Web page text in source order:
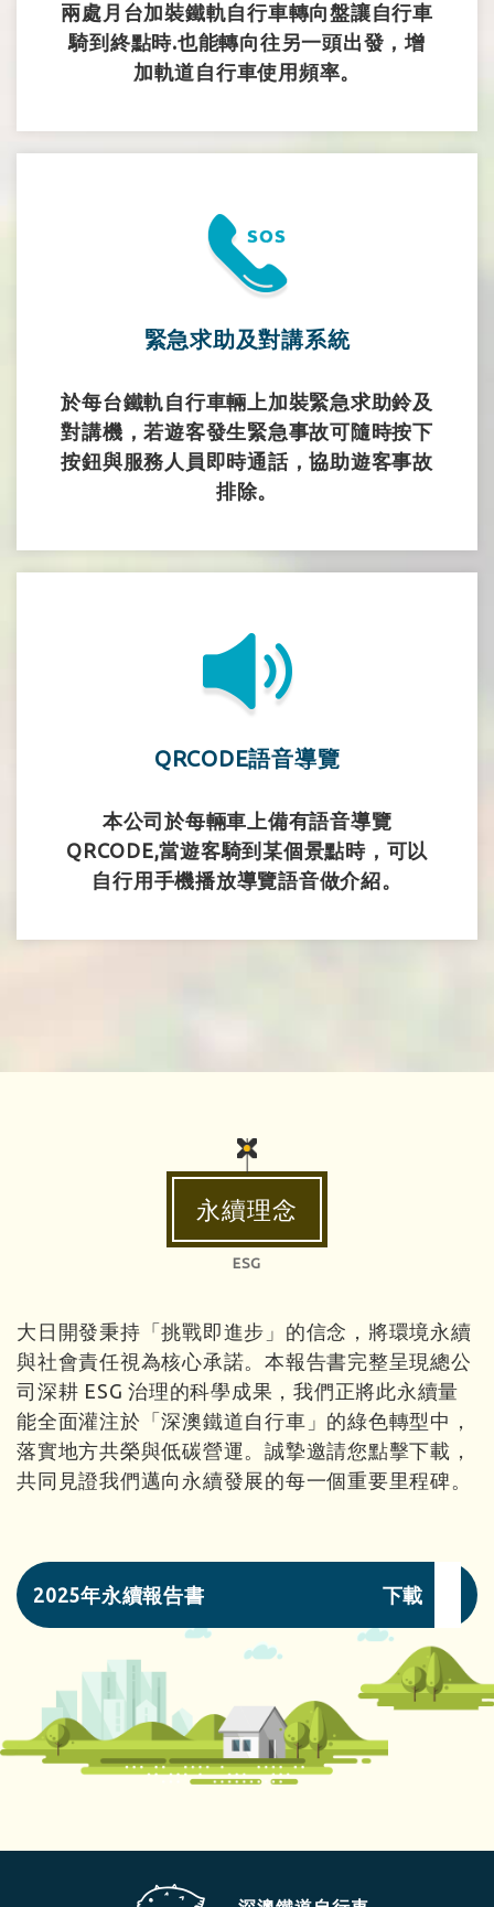
兩處月台加裝鐵軌自行車轉向盤讓自行車
騎到終點時.也能轉向往另一頭出發，增
加軌道自行車使用頻率。
緊急求助及對講系統
於每台鐵軌自行車輛上加裝緊急求助鈴及
對講機，若遊客發生緊急事故可隨時按下
按鈕與服務人員即時通話，協助遊客事故
排除。
QRCODE語音導覽
本公司於每輛車上備有語音導覽
QRCODE,當遊客騎到某個景點時，可以
自行用手機播放導覽語音做介紹。
永續理念
ESG
大日開發秉持「挑戰即進步」的信念，將環境永續
與社會責任視為核心承諾。本報告書完整呈現總公
司深耕 ESG 治理的科學成果，我們正將此永續量
能全面灌注於「深澳鐵道自行車」的綠色轉型中，
落實地方共榮與低碳營運。誠摯邀請您點擊下載，
共同見證我們邁向永續發展的每一個重要里程碑。
2025年永續報告書 下載